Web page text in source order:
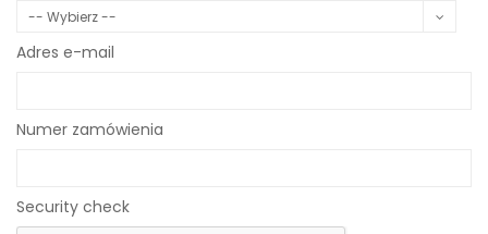
-- Wybierz --
Adres e-mail
Numer zamówienia
Security check